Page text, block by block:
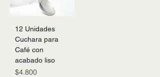
12 Unidades
Cuchara para
Café con
acabado liso
Precio
$4.800